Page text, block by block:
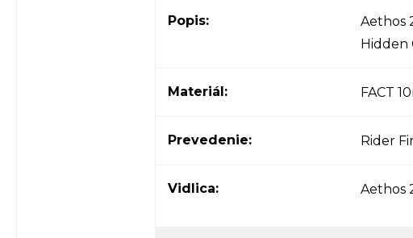
Popis:
Aethos
Hidden
Materiál: FACT
Prevedenie: Rider
Vidlica: Aethos